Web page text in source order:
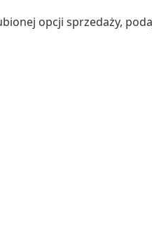
opcji sprzedaży,